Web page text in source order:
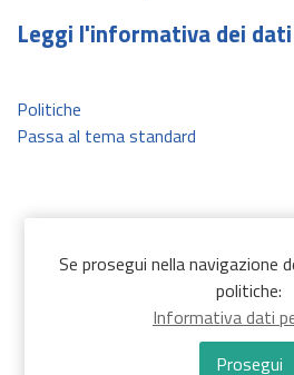
Leggi l'informativa dei
Politiche
Passa al tema standard
Se prosegui nella navigazione
politiche:
Informativa dati
Prosegui